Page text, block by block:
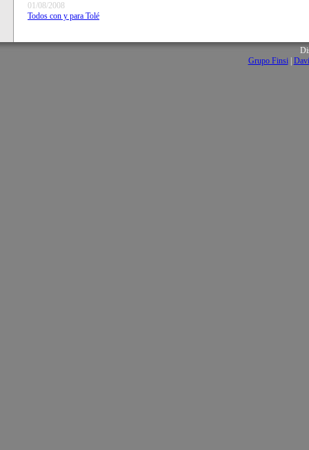
01/08/2008
Todos con y para Tolé
Grupo Finsi|